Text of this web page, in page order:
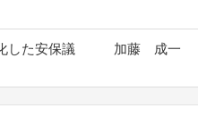
した安保議
加藤 成一